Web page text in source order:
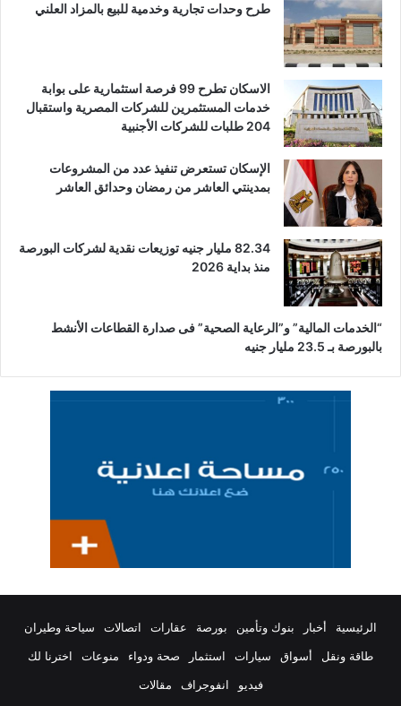
طرح وحدات تجارية وخدمية للبيع بالمزاد العلني
الاسكان تطرح 99 فرصة استثمارية على بوابة
خدمات المستثمرين للشركات المصرية واستقبال
204 طلبات للشركات الأجنبية
الإسكان تستعرض تنفيذ عدد من المشروعات
بمدينتي العاشر من رمضان وحدائق العاشر
82.34 مليار جنيه توزيعات نقدية لشركات البورصة
منذ بداية 2026
“الخدمات المالية” و”الرعاية الصحية” فى صدارة القطاعات الأنشط
بالبورصة بـ 23.5 مليار جنيه
الرئيسية أخبار بنوك وتأمين بورصة عقارات اتصالات
سياحة وطيران
طاقة ونقل
أسواق سيارات استثمار صحة ودواء منوعات
اخترنا لك
فيديو
انفوجراف مقالات